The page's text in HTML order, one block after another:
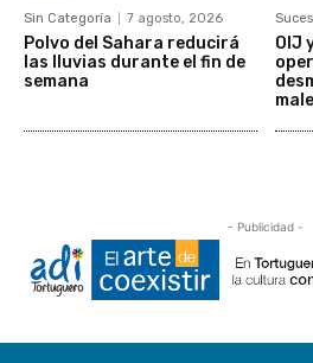
Sin Categoría 7 agosto, 2026
Polvo del Sahara reducirá
las lluvias durante el fin de
semana
OIJ
- Publicidad -